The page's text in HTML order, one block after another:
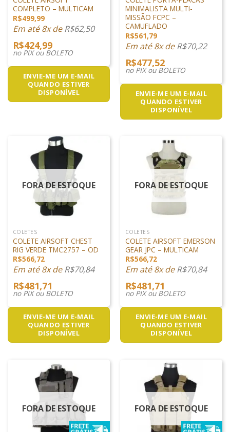
COMPLETO – MULTICAM
R$499,99
Em até 8x deR$62,50
R$424,99
no PIX ou BOLETO
ENVIE-ME UM E-MAIL
QUANDO ESTIVER
DISPONÍVEL
MINIMALISTA MULTI-
MISSÃO FCPC –
CAMUFLADO
R$561,79
Em até 8x deR$70,22
R$477,52
no PIX ou BOLETO
ENVIE-ME UM E-MAIL
QUANDO ESTIVER
DISPONÍVEL
FORA DE ESTOQUE
COLETES
COLETE AIRSOFT CHEST
RIG VERDE TMC2757 – OD
R$566,72
Em até 8x deR$70,84
R$481,71
no PIX ou BOLETO
ENVIE-ME UM E-MAIL
QUANDO ESTIVER
DISPONÍVEL
FORA DE ESTOQUE
COLETES
COLETE AIRSOFT EMERSON
GEAR JPC – MULTICAM
R$566,72
Em até 8x deR$70,84
R$481,71
no PIX ou BOLETO
ENVIE-ME UM E-MAIL
QUANDO ESTIVER
DISPONÍVEL
FORA DE ESTOQUE FORA DE ESTOQUE